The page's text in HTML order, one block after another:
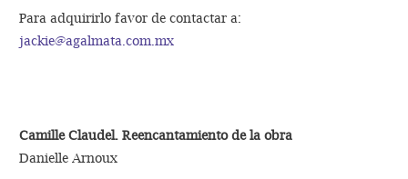
Para adquirirlo favor de contactar a:
jackie@agalmata.com.mx
Camille Claudel. Reencantamiento de la obra
Danielle Arnoux